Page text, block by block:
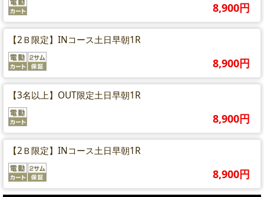
8,900円
【2Ｂ限定】INコース土日早朝1R
8,900円
【3名以上】OUT限定土日早朝1R
8,900円
【2Ｂ限定】INコース土日早朝1R
8,900円